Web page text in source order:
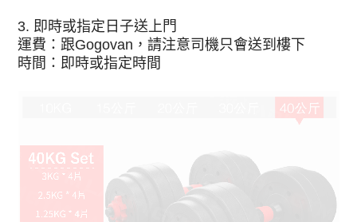
3. 即時或指定日子送上門
運費：跟Gogovan ，請注意司機只會送到樓下
時間：即時或指定時間